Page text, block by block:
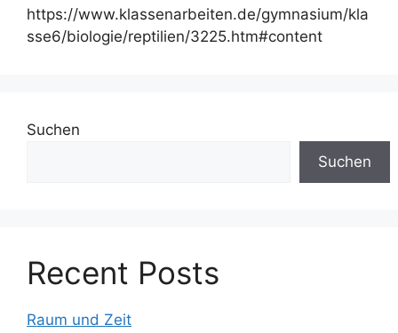
https://www.klassenarbeiten.de/gymnasium/kla
sse6/biologie/reptilien/3225.htm#content
Suchen
Suchen
Recent Posts
Raum und Zeit